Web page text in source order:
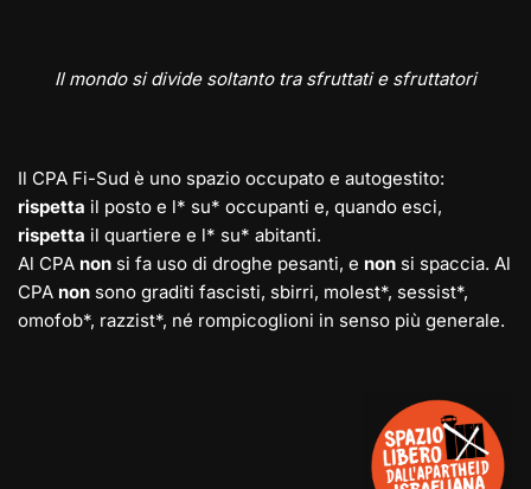
Il mondo si divide soltanto tra sfruttati e sfruttatori
Il CPA Fi-Sud è uno spazio occupato e autogestito:
rispetta il posto e l* su* occupanti e, quando esci,
rispetta il quartiere e l* su* abitanti.
Al CPA non si fa uso di droghe pesanti, e non si spaccia. Al
CPA non sono graditi fascisti, sbirri, molest*, sessist*,
omofob*, razzist*, né rompicoglioni in senso più generale.